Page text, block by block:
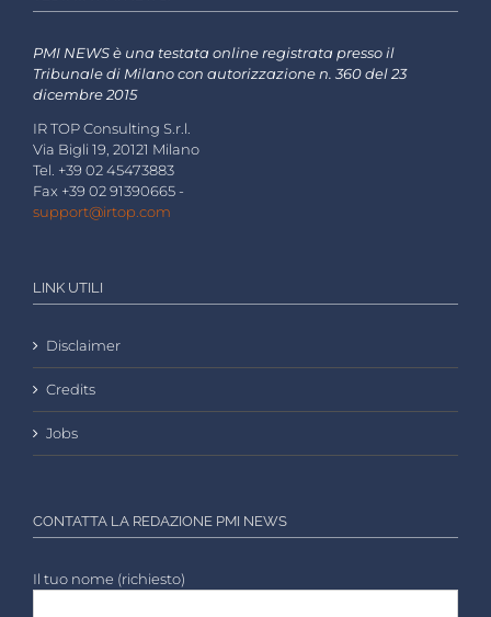
PMI NEWS è una testata online registrata presso il
Tribunale di Milano con autorizzazione n. 360 del 23
dicembre 2015
IR TOP Consulting S.r.l.
Via Bigli 19, 20121 Milano
Tel. +39 02 45473883
Fax +39 02 91390665 -
support@irtop.com
LINK UTILI
Disclaimer
Credits
Jobs
CONTATTA LA REDAZIONE PMI NEWS
Il tuo nome (richiesto)